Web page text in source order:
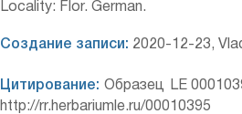
Locality: Flor. German.
Создание записи: 2020-12-23,
Цитирование: Образец LE
http://rr.herbariumle.ru/00010395